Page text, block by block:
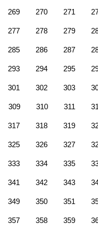
269 270 271
277 278 279
285 286 287
293 294 295
301 302 303
309 310 311
317 318 319
325 326 327
333 334 335
341 342 343
349 350 351
357 358 359